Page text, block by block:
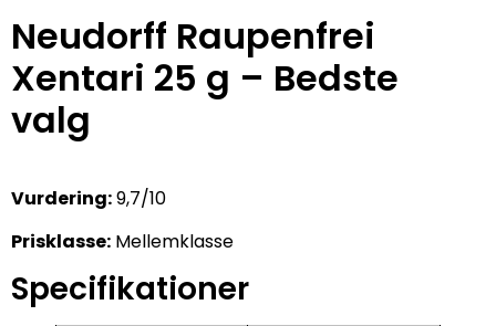
Neudorff Raupenfrei
Xentari 25 g – Bedste
valg
Vurdering:9,7/10
Prisklasse: Mellemklasse
Specifikationer